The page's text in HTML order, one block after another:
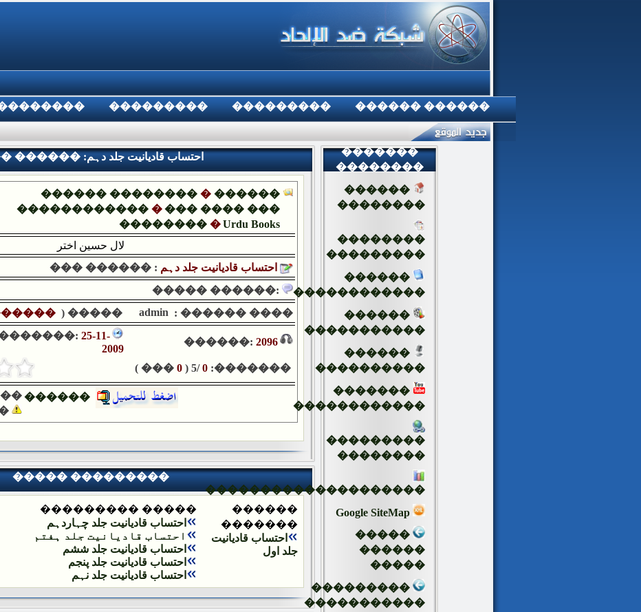
��������� ���������
������ ������
��� ������ :احتساب قادیانیت جلد دہم
������ ��������� ������
������������� ��� ���� ���
��������� Urdu Books
لال حسين اختر
��� ������ :
����� ������:
���� ������ :
admin
����� (
25-11-
2009
������: 2096
�������:
0
/5 (
0
��� )
������
����� ���������
������
�������
احتساب قادیانیت
جلد اول
����� ���������
احتساب قادیانیت جلد چہاردہم
احتساب قادیانیت جلد ہفتم
احتساب قادیانیت جلد ششم
احتساب قادیانیت جلد پنجم
احتساب قادیانیت جلد نہم
�������
��������
������
��������
��������
���������
������
������������
������
�����������
������
����������
�������
������������
���������
��������
��������������������
�����
������
�����
���������
�����������